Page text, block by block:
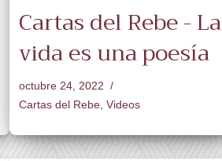
Cartas del Rebe - La
vida es una poesía
octubre 24, 2022
Cartas del Rebe, Videos